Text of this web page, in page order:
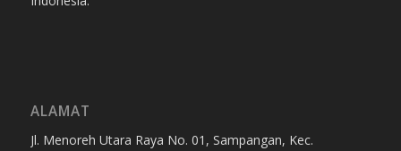
ALAMAT
Jl. Menoreh Utara Raya No. 01, Sampangan, Kec.